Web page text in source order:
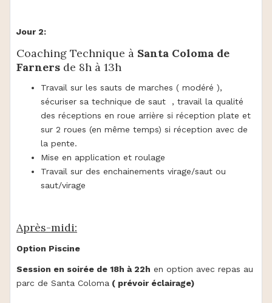
Jour 2:
Coaching Technique à Santa Coloma de
Farners de 8h à 13h
Travail sur les sauts de marches ( modéré ),
sécuriser sa technique de saut , travail la qualité
des réceptions en roue arrière si réception plate et
sur 2 roues (en même temps) si réception avec de
la pente.
Mise en application et roulage
Travail sur des enchainements virage/saut ou
saut/virage
Après-midi:
Option Piscine
Session en soirée de 18h à 22h en option avec repas au
parc de Santa Coloma ( prévoir éclairage)